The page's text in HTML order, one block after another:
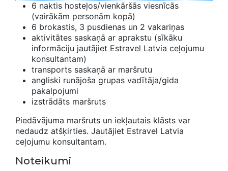
6 naktis hosteļos/vienkāršās viesnīcās
(vairākām personām kopā)
6 brokastis, 3 pusdienas un 2 vakariņas
aktivitātes saskaņā ar aprakstu (sīkāku
informāciju jautājiet Estravel Latvia ceļojumu
konsultantam)
transports saskaņā ar maršrutu
angliski runājoša grupas vadītāja/gida
pakalpojumi
izstrādāts maršruts
Piedāvājuma maršruts un iekļautais klāsts var
nedaudz atšķirties. Jautājiet Estravel Latvia
ceļojumu konsultantam.
Noteikumi